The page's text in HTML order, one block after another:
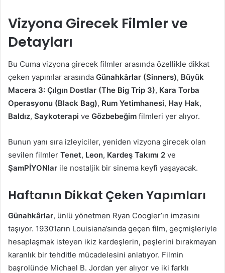
Vizyona Girecek Filmler ve
Detayları
Bu Cuma vizyona girecek filmler arasında özellikle dikkat
çeken yapımlar arasında Günahkârlar (Sinners), Büyük
Macera 3: Çılgın Dostlar (The Big Trip 3), Kara Torba
Operasyonu (Black Bag), Rum Yetimhanesi, Hay Hak,
Baldız, Saykoterapi ve Gözbebeğim filmleri yer alıyor.
Bunun yanı sıra izleyiciler, yeniden vizyona girecek olan
sevilen filmler Tenet, Leon, Kardeş Takımı 2 ve
ŞamPİYONlar ile nostaljik bir sinema keyfi yaşayacak.
Haftanın Dikkat Çeken Yapımları
Günahkârlar, ünlü yönetmen Ryan Coogler’ın imzasını
taşıyor. 1930’ların Louisiana’sında geçen film, geçmişleriyle
hesaplaşmak isteyen ikiz kardeşlerin, peşlerini bırakmayan
karanlık bir tehditle mücadelesini anlatıyor. Filmin
başrolünde Michael B. Jordan yer alıyor ve iki farklı